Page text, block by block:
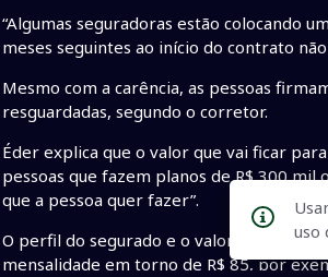
“Algumas seguradoras estão colocando
meses seguintes ao início do contrato
Mesmo com a carência, as pessoas
resguardadas, segundo o corretor.
Éder explica que o valor que vai ficar
pessoas que fazem planos de R$ 300 mil
que a pessoa quer fazer”.
O perfil do segurado e o valor escolhido
mensalidade em torno de R$ 85, por
uso